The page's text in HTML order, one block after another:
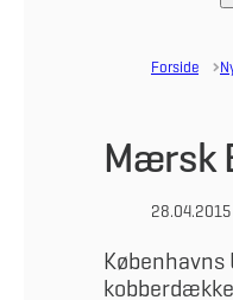
Forside
Mærsk
28.04.2015